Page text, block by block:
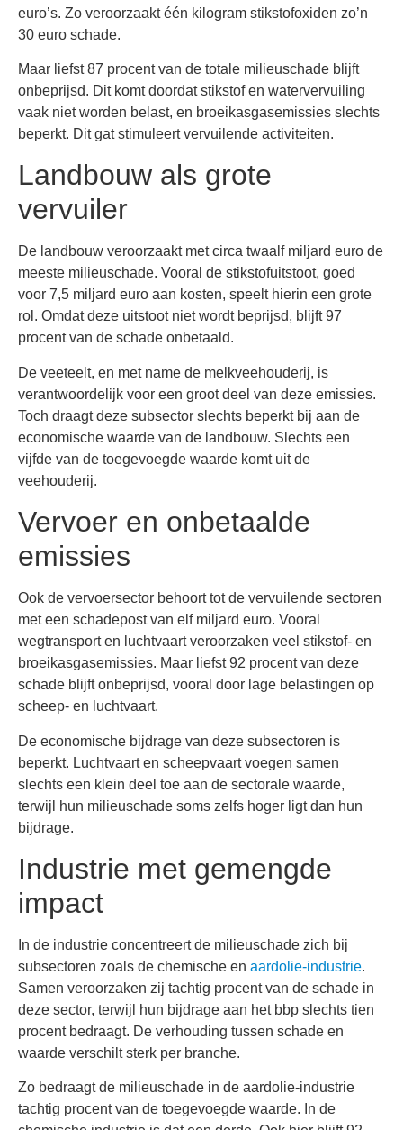
euro’s. Zo veroorzaakt één kilogram stikstofoxiden zo’n
30 euro schade.
Maar liefst 87 procent van de totale milieuschade blijft
onbeprijsd. Dit komt doordat stikstof en watervervuiling
vaak niet worden belast, en broeikasgasemissies slechts
beperkt. Dit gat stimuleert vervuilende activiteiten.
Landbouw als grote
vervuiler
De landbouw veroorzaakt met circa twaalf miljard euro de
meeste milieuschade. Vooral de stikstofuitstoot, goed
voor 7,5 miljard euro aan kosten, speelt hierin een grote
rol. Omdat deze uitstoot niet wordt beprijsd, blijft 97
procent van de schade onbetaald.
De veeteelt, en met name de melkveehouderij, is
verantwoordelijk voor een groot deel van deze emissies.
Toch draagt deze subsector slechts beperkt bij aan de
economische waarde van de landbouw. Slechts een
vijfde van de toegevoegde waarde komt uit de
veehouderij.
Vervoer en onbetaalde
emissies
Ook de vervoersector behoort tot de vervuilende sectoren
met een schadepost van elf miljard euro. Vooral
wegtransport en luchtvaart veroorzaken veel stikstof- en
broeikasgasemissies. Maar liefst 92 procent van deze
schade blijft onbeprijsd, vooral door lage belastingen op
scheep- en luchtvaart.
De economische bijdrage van deze subsectoren is
beperkt. Luchtvaart en scheepvaart voegen samen
slechts een klein deel toe aan de sectorale waarde,
terwijl hun milieuschade soms zelfs hoger ligt dan hun
bijdrage.
Industrie met gemengde
impact
In de industrie concentreert de milieuschade zich bij
subsectoren zoals de chemische en aardolie-industrie.
Samen veroorzaken zij tachtig procent van de schade in
deze sector, terwijl hun bijdrage aan het bbp slechts tien
procent bedraagt. De verhouding tussen schade en
waarde verschilt sterk per branche.
Zo bedraagt de milieuschade in de aardolie-industrie
tachtig procent van de toegevoegde waarde. In de